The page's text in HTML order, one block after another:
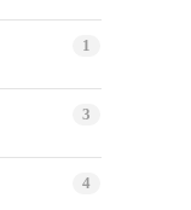
1
3
4